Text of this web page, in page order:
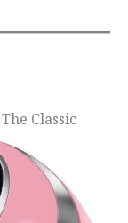
Classic